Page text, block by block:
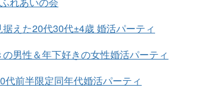
えた20代30代±4歳 婚活パーティ
男性＆年下好きの女性婚活パーティ
代前半限定同年代婚活パーティ